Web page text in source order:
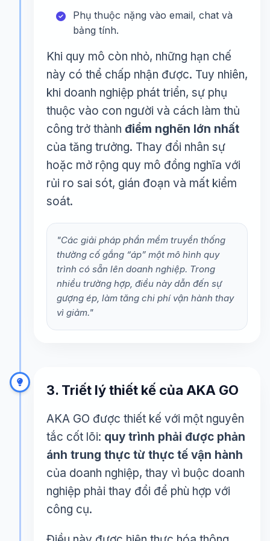
Phụ thuộc nặng vào email, chat và
bảng tính.
Khi quy mô còn nhỏ, những hạn chế
này có thể chấp nhận được. Tuy nhiên,
khi doanh nghiệp phát triển, sự phụ
thuộc vào con người và cách làm thủ
công trở thành điểm nghẽn lớn nhất
của tăng trưởng. Thay đổi nhân sự
hoặc mở rộng quy mô đồng nghĩa với
rủi ro sai sót, gián đoạn và mất kiểm
soát.
"Các giải pháp phần mềm truyền thống
thường cố gắng “áp” một mô hình quy
trình có sẵn lên doanh nghiệp. Trong
nhiều trường hợp, điều này dẫn đến sự
gượng ép, làm tăng chi phí vận hành thay
vì giảm."
3. Triết lý thiết kế của AKA GO
AKA GO được thiết kế với một nguyên
tắc cốt lõi: quy trình phải được phản
ánh trung thực từ thực tế vận hành
của doanh nghiệp, thay vì buộc doanh
nghiệp phải thay đổi để phù hợp với
công cụ.